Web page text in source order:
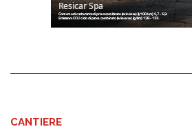
CANTIERE